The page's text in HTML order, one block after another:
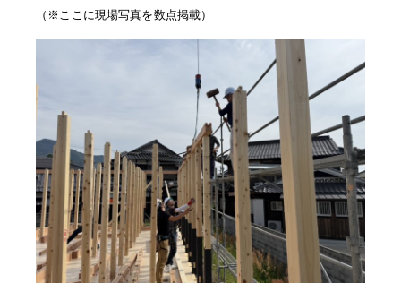
（※ここに現場写真を数点掲載）